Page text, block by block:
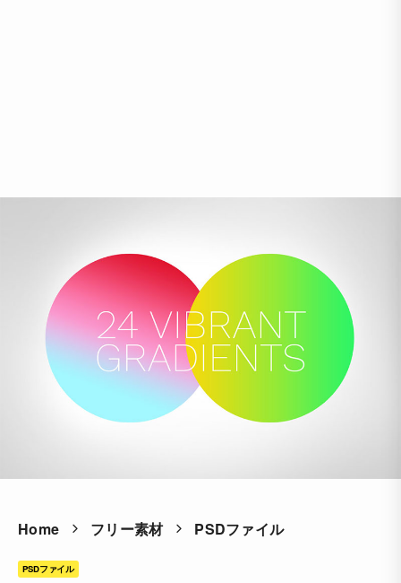
Home フリー素材 PSDファイル
PSDファイル